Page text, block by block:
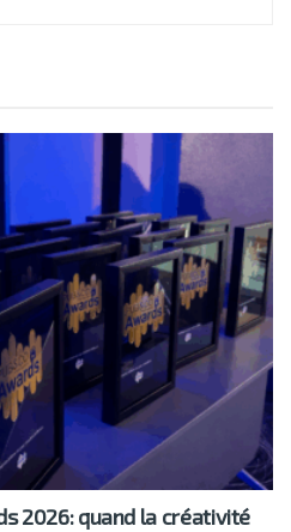
2026: quand la créativité